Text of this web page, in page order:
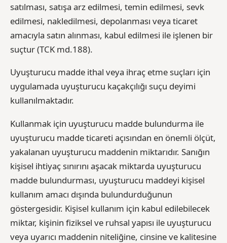
satılması, satışa arz edilmesi, temin edilmesi, sevk
edilmesi, nakledilmesi, depolanması veya ticaret
amacıyla satın alınması, kabul edilmesi ile işlenen bir
suçtur (TCK md.188).
Uyuşturucu madde ithal veya ihraç etme suçları için
uygulamada uyuşturucu kaçakçılığı suçu deyimi
kullanılmaktadır.
Kullanmak için uyuşturucu madde bulundurma ile
uyuşturucu madde ticareti açısından en önemli ölçüt,
yakalanan uyuşturucu maddenin miktarıdır. Sanığın
kişisel ihtiyaç sınırını aşacak miktarda uyuşturucu
madde bulundurması, uyuşturucu maddeyi kişisel
kullanım amacı dışında bulundurduğunun
göstergesidir. Kişisel kullanım için kabul edilebilecek
miktar, kişinin fiziksel ve ruhsal yapısı ile uyuşturucu
veya uyarıcı maddenin niteliğine, cinsine ve kalitesine